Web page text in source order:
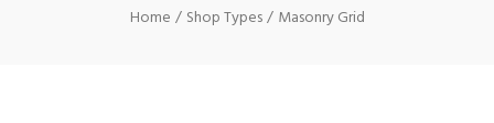
Home Shop Types Masonry Grid